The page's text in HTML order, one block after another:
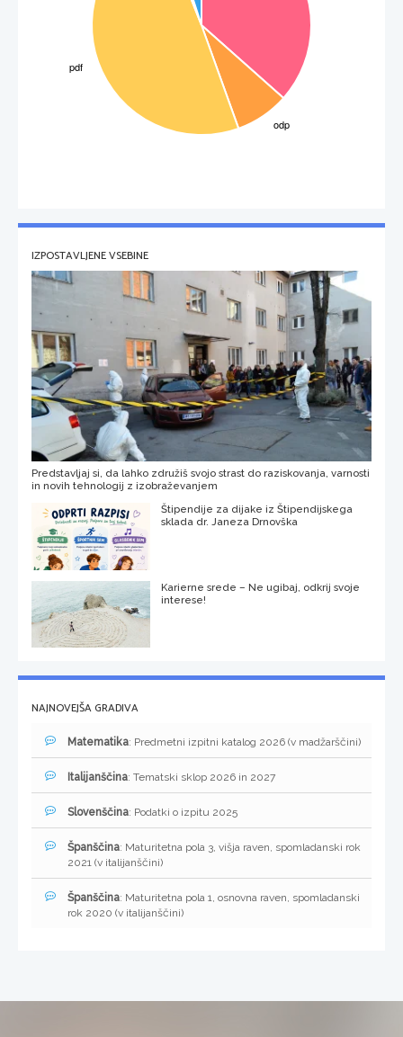
IZPOSTAVLJENE VSEBINE
Predstavljaj si, da lahko združiš svojo strast do raziskovanja, varnosti
in novih tehnologij z izobraževanjem
Štipendije za dijake iz Štipendijskega
sklada dr. Janeza Drnovška
Karierne srede – Ne ugibaj, odkrij svoje
interese!
NAJNOVEJŠA GRADIVA
Matematika: Predmetni izpitni katalog 2026 (v madžarščini)
Italijanščina: Tematski sklop 2026 in 2027
Slovenščina: Podatki o izpitu 2025
Španščina: Maturitetna pola 3, višja raven, spomladanski rok
2021 (v italijanščini)
Španščina: Maturitetna pola 1, osnovna raven, spomladanski
rok 2020 (v italijanščini)